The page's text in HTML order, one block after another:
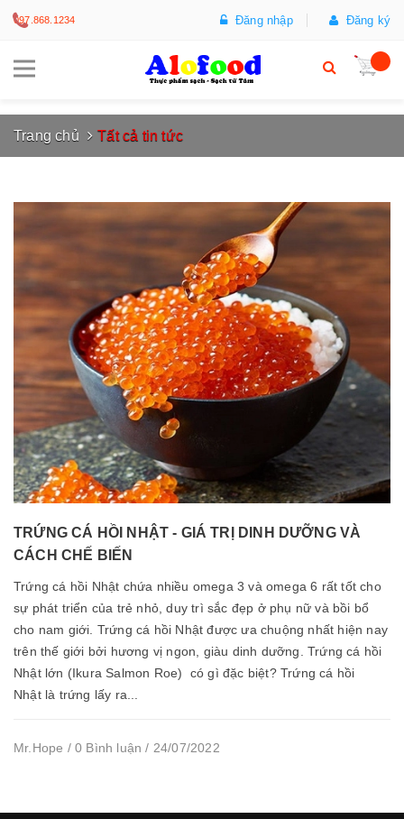
097.868.1234 Đăng nhập Đăng ký
Trang chủ Tất cả tin tức
TRỨNG CÁ HỒI NHẬT - GIÁ TRỊ DINH DƯỠNG VÀ
CÁCH CHẾ BIẾN
Trứng cá hồi Nhật chứa nhiều omega 3 và omega 6 rất tốt cho
sự phát triển của trẻ nhỏ, duy trì sắc đẹp ở phụ nữ và bồi bổ
cho nam giới. Trứng cá hồi Nhật được ưa chuộng nhất hiện nay
trên thế giới bởi hương vị ngon, giàu dinh dưỡng. Trứng cá hồi
Nhật lớn (Ikura Salmon Roe) có gì đặc biệt? Trứng cá hồi
Nhật là trứng lấy ra...
Mr.Hope / 0 Bình luận / 24/07/2022